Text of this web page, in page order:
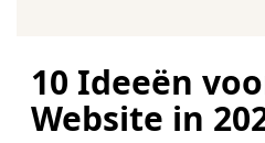
10 Ideeën
Website in